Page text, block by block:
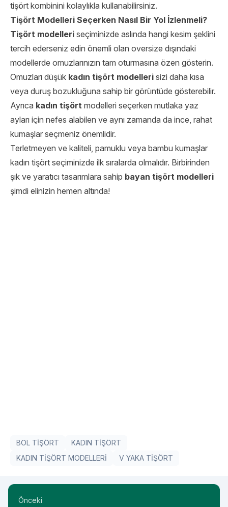
tişört kombinini kolaylıkla kullanabilirsiniz.
Tişört Modelleri Seçerken Nasıl Bir Yol İzlenmeli?
Tişört modelleri seçiminizde aslında hangi kesim şeklini
tercih ederseniz edin önemli olan oversize dışındaki
modellerde omuzlarınızın tam oturmasına özen gösterin.
Omuzları düşük kadın tişört modelleri sizi daha kısa
veya duruş bozukluğuna sahip bir görüntüde gösterebilir.
Ayrıca kadın tişört modelleri seçerken mutlaka yaz
ayları için nefes alabilen ve aynı zamanda da ince, rahat
kumaşlar seçmeniz önemlidir.
Terletmeyen ve kaliteli, pamuklu veya bambu kumaşlar
kadın tişört seçiminizde ilk sıralarda olmalıdır. Birbirinden
şık ve yaratıcı tasarımlara sahip bayan tişört modelleri
şimdi elinizin hemen altında!
BOL TİŞÖRT
KADIN TİŞÖRT
KADIN TİŞÖRT MODELLERİ
V YAKA TİŞÖRT
Önceki